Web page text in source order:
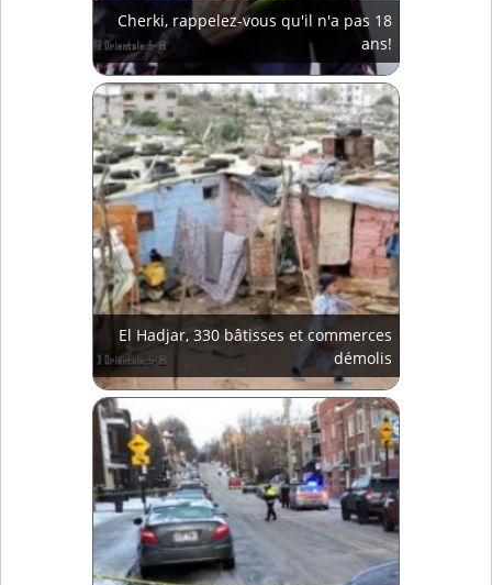
Cherki, rappelez-vous qu'il n'a pas 18
ans!
El Hadjar, 330 bâtisses et commerces
démolis